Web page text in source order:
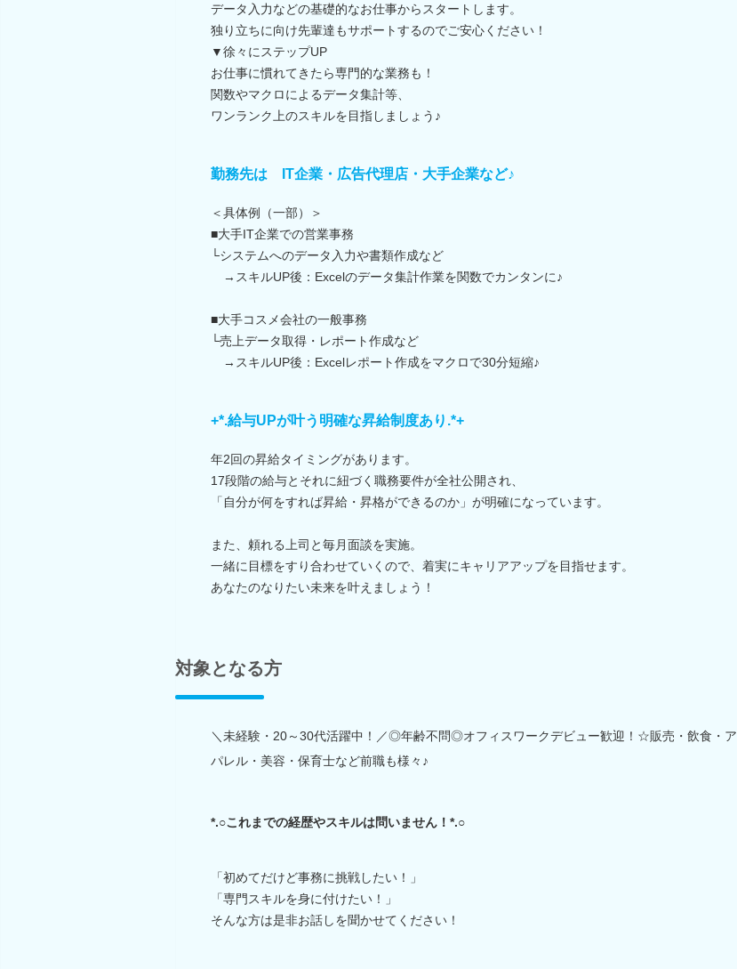
データ入力などの基礎的なお仕事からスタートします。
独り立ちに向け先輩達もサポートするのでご安心ください！
▼徐々にステップUP
お仕事に慣れてきたら専門的な業務も！
関数やマクロによるデータ集計等、
ワンランク上のスキルを目指しましょう♪
勤務先は IT企業・広告代理店・大手企業など♪
＜具体例（一部）＞
■大手IT企業での営業事務
└システムへのデータ入力や書類作成など
→スキルUP後：Excelのデータ集計作業を関数でカンタンに♪
■大手コスメ会社の一般事務
└売上データ取得・レポート作成など
→スキルUP後：Excelレポート作成をマクロで30分短縮♪
+*.給与UPが叶う明確な昇給制度あり.*+
年2回の昇給タイミングがあります。
17段階の給与とそれに紐づく職務要件が全社公開され、
「自分が何をすれば昇給・昇格ができるのか」が明確になっています。
また、頼れる上司と毎月面談を実施。
一緒に目標をすり合わせていくので、着実にキャリアアップを目指せます。
あなたのなりたい未来を叶えましょう！
対象となる方
＼未経験・20～30代活躍中！／◎年齢不問◎オフィスワークデビュー歓迎！☆販売・飲食・ア
パレル・美容・保育士など前職も様々♪
*.○これまでの経歴やスキルは問いません！*.○
「初めてだけど事務に挑戦したい！」
「専門スキルを身に付けたい！」
そんな方は是非お話しを聞かせてください！